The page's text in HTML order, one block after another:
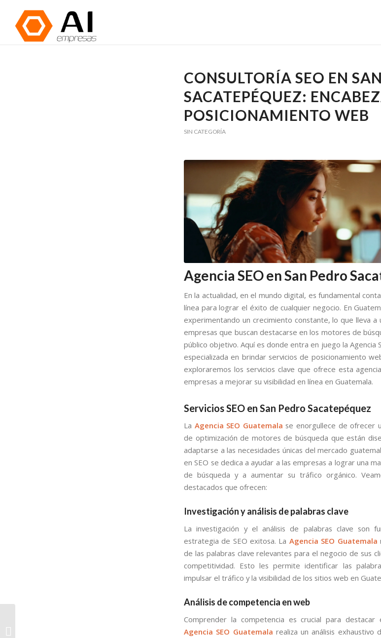
CONSULTORÍA SEO EN
SACATEPÉQUEZ:
POSICIONAMIENTO WEB
SIN CATEGORÍA
Agencia SEO en San Pedro
En la actualidad, en el mundo digital, es fundamental
línea para lograr el éxito de cualquier negocio. En
experimentando un crecimiento constante, lo que lleva
empresas que buscan destacarse en los motores de
público objetivo. Aquí es donde entra en juego la Agencia
especializada en brindar servicios de posicionamiento
exploraremos los servicios clave que ofrece esta
empresas a mejorar su visibilidad en línea en Guatemala.
Servicios SEO en San Pedro Sacatepéquez
La Agencia SEO Guatemala se enorgullece de ofrecer
de optimización de motores de búsqueda que están
adaptarse a las necesidades únicas del mercado
en SEO se dedica a ayudar a las empresas a lograr una
de búsqueda y a aumentar su tráfico orgánico.
destacados que ofrecen:
Investigación y análisis de palabras clave
La investigación y el análisis de palabras clave son
estrategia de SEO exitosa. La Agencia SEO Guatemala
de las palabras clave relevantes para el negocio de sus
competitividad. Esto les permite identificar las
impulsar el tráfico y la visibilidad de los sitios web en
Análisis de competencia en web
Comprender la competencia es crucial para
Agencia SEO Guatemala realiza un análisis